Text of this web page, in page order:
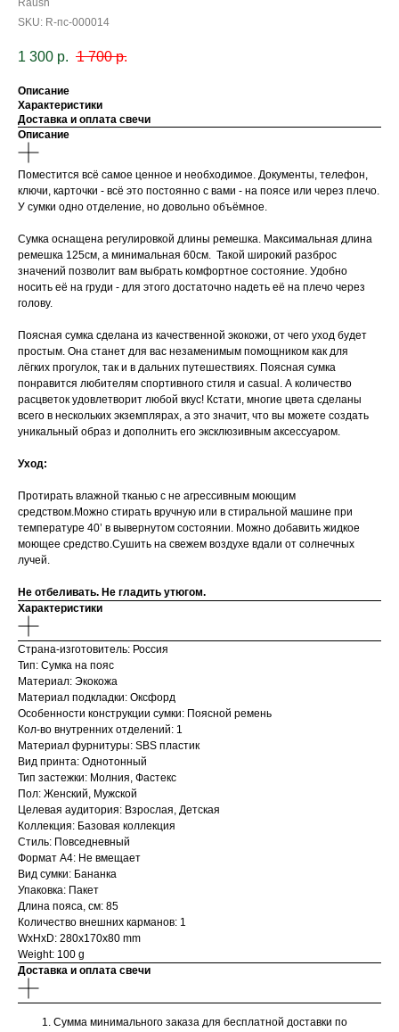
Raush
SKU: R-пс-000014
1 300 р. 1 700 р.
Описание
Характеристики
Доставка и оплата свечи
Описание
Поместится всё самое ценное и необходимое. Документы, телефон,
ключи, карточки - всё это постоянно с вами - на поясе или через плечо.
У сумки одно отделение, но довольно объёмное.
Сумка оснащена регулировкой длины ремешка. Максимальная длина
ремешка 125см, а минимальная 60см. Такой широкий разброс
значений позволит вам выбрать комфортное состояние. Удобно
носить её на груди - для этого достаточно надеть её на плечо через
голову.
Поясная сумка сделана из качественной экокожи, от чего уход будет
простым. Она станет для вас незаменимым помощником как для
лёгких прогулок, так и в дальних путешествиях. Поясная сумка
понравится любителям спортивного стиля и casual. А количество
расцветок удовлетворит любой вкус! Кстати, многие цвета сделаны
всего в нескольких экземплярах, а это значит, что вы можете создать
уникальный образ и дополнить его эксклюзивным аксессуаром.
Уход:
Протирать влажной тканью с не агрессивным моющим
средством.Можно стирать вручную или в стиральной машине при
температуре 40’ в вывернутом состоянии. Можно добавить жидкое
моющее средство.Сушить на свежем воздухе вдали от солнечных
лучей.
Не отбеливать. Не гладить утюгом.
Характеристики
Страна-изготовитель: Россия
Тип: Сумка на пояс
Материал: Экокожа
Материал подкладки: Оксфорд
Особенности конструкции сумки: Поясной ремень
Кол-во внутренних отделений: 1
Материал фурнитуры: SBS пластик
Вид принта: Однотонный
Тип застежки: Молния, Фастекс
Пол: Женский, Мужской
Целевая аудитория: Взрослая, Детская
Коллекция: Базовая коллекция
Стиль: Повседневный
Формат А4: Не вмещает
Вид сумки: Бананка
Упаковка: Пакет
Длина пояса, см: 85
Количество внешних карманов: 1
WxHxD: 280x170x80 mm
Weight: 100 g
Доставка и оплата свечи
Сумма минимального заказа для бесплатной доставки по